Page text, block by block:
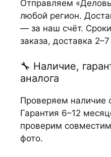
Отправляем
любой регион.
— за наш счёт.
заказа, доставка
🔧 Наличие,
аналога
Проверяем наличие
Гарантия 6–12
проверим
фото.